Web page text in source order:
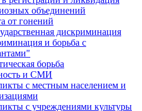
объединений
от гонений
дискриминация
и борьба с
борьба
и СМИ
с местным населением и
с учреждениями культуры